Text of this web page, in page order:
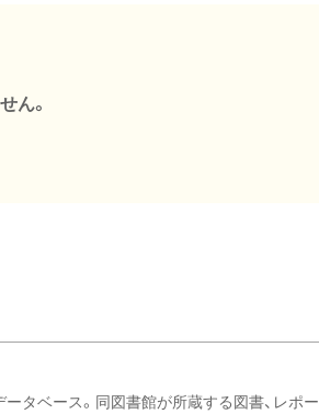
ん。
タベース。同図書館が所蔵する図書、レポー